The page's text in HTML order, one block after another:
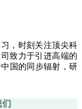
，时刻关注顶尖科
致力于引进高端的
国的同步辐射，研